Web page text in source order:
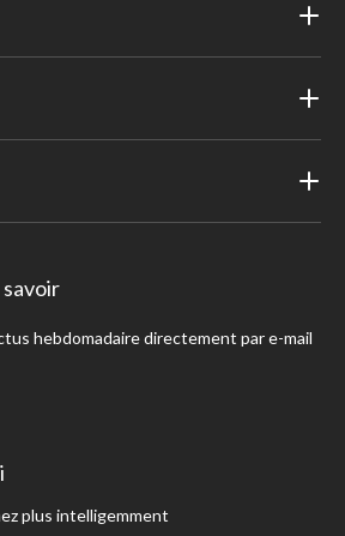
savoir
hebdomadaire directement par e-mail
plus intelligemment